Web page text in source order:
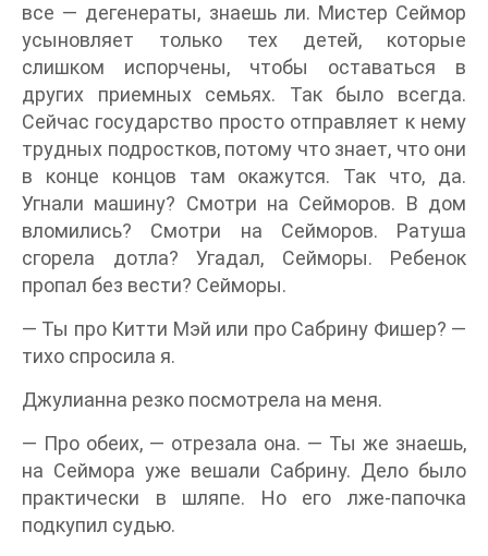
все — дегенераты, знаешь ли. Мистер Сеймор
усыновляет только тех детей, которые
слишком испорчены, чтобы оставаться в
других приемных семьях. Так было всегда.
Сейчас государство просто отправляет к нему
трудных подростков, потому что знает, что они
в конце концов там окажутся. Так что, да.
Угнали машину? Смотри на Сейморов. В дом
вломились? Смотри на Сейморов. Ратуша
сгорела дотла? Угадал, Сейморы. Ребенок
пропал без вести? Сейморы.
— Ты про Китти Мэй или про Сабрину Фишер? —
тихо спросила я.
Джулианна резко посмотрела на меня.
— Про обеих, — отрезала она. — Ты же знаешь,
на Сеймора уже вешали Сабрину. Дело было
практически в шляпе. Но его лже-папочка
подкупил судью.